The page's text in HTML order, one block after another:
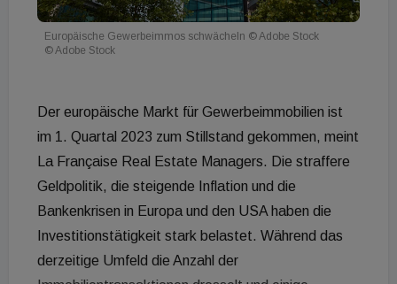
Europäische Gewerbeimmos schwächeln © Adobe Stock
© Adobe Stock
Der europäische Markt für Gewerbeimmobilien ist
im 1. Quartal 2023 zum Stillstand gekommen, meint
La Française Real Estate Managers. Die straffere
Geldpolitik, die steigende Inflation und die
Bankenkrisen in Europa und den USA haben die
Investitionstätigkeit stark belastet. Während das
derzeitige Umfeld die Anzahl der